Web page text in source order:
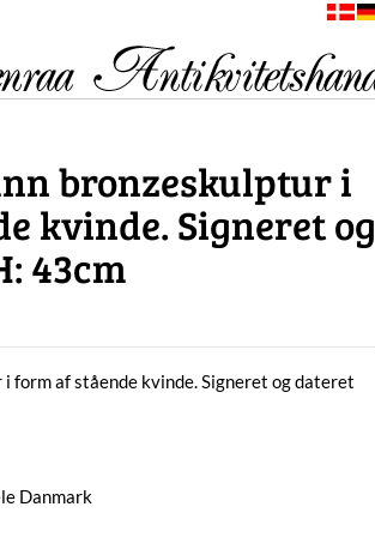
bronzeskulptur i
kvinde. Signeret og
43cm
form af stående kvinde. Signeret og dateret
Danmark